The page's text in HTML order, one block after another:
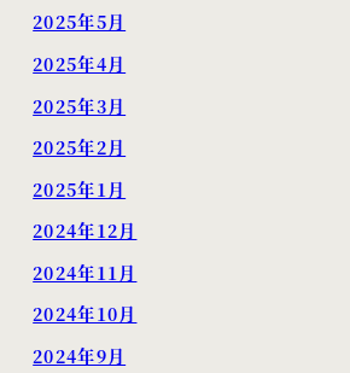
2025年5月
2025年4月
2025年3月
2025年2月
2025年1月
2024年12月
2024年11月
2024年10月
2024年9月